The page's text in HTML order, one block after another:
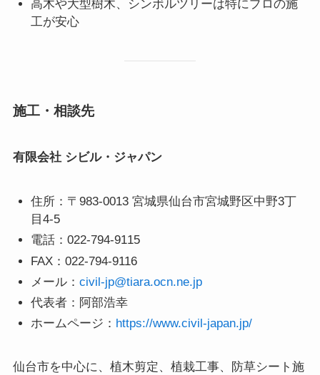
高木や大型樹木、シンボルツリーは特にプロの施
工が安心
施工・相談先
有限会社 シビル・ジャパン
住所：〒983-0013 宮城県仙台市宮城野区中野3丁
目4-5
電話：022-794-9115
FAX：022-794-9116
メール：civil-jp@tiara.ocn.ne.jp
代表者：阿部浩幸
ホームページ： https://www.civil-japan.jp/
仙台市を中心に、植木剪定、植栽工事、防草シート施